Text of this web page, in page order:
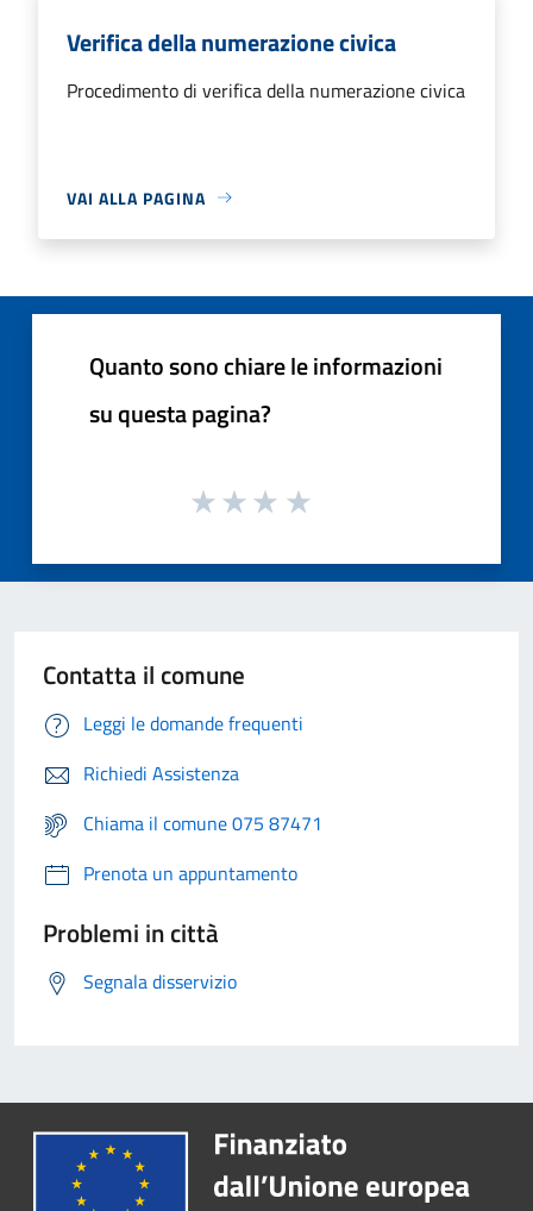
Verifica della numerazione civica
Procedimento di verifica della numerazione civica
VAI ALLA PAGINA
Quanto sono chiare le informazioni
su questa pagina?
Contatta il comune
Leggi le domande frequenti
Richiedi Assistenza
Chiama il comune 075 87471
Prenota un appuntamento
Problemi in città
Segnala disservizio